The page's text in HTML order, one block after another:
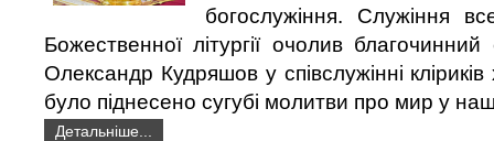
богослужіння. Служіння
Божественної літургії очолив
Олександр Кудряшов у співслужінні
було піднесено сугубі молитви про мир у
Детальніше...